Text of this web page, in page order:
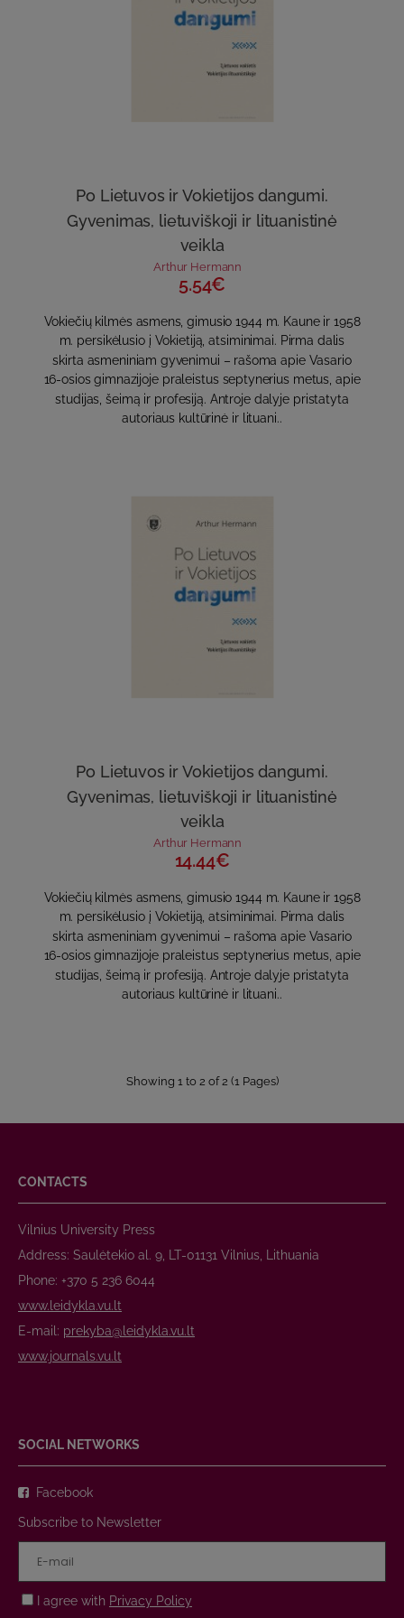
Po Lietuvos ir Vokietijos dangumi.
Gyvenimas, lietuviškoji ir lituanistinė
veikla
Arthur Hermann
5.54€
Vokiečių kilmės asmens, gimusio 1944 m. Kaune ir 1958
m. persikėlusio į Vokietiją, atsiminimai. Pirma dalis
skirta asmeniniam gyvenimui – rašoma apie Vasario
16-osios gimnazijoje praleistus septynerius metus, apie
studijas, šeimą ir profesiją. Antroje dalyje pristatyta
autoriaus kultūrinė ir lituani..
Po Lietuvos ir Vokietijos dangumi.
Gyvenimas, lietuviškoji ir lituanistinė
veikla
Arthur Hermann
14.44€
Vokiečių kilmės asmens, gimusio 1944 m. Kaune ir 1958
m. persikėlusio į Vokietiją, atsiminimai. Pirma dalis
skirta asmeniniam gyvenimui – rašoma apie Vasario
16-osios gimnazijoje praleistus septynerius metus, apie
studijas, šeimą ir profesiją. Antroje dalyje pristatyta
autoriaus kultūrinė ir lituani..
Showing 1 to 2 of 2 (1 Pages)
CONTACTS
Vilnius University Press
Address: Saulėtekio al. 9, LT-01131 Vilnius, Lithuania
Phone: +370 5 236 6044
www.leidykla.vu.lt
E-mail: prekyba@leidykla.vu.lt
www.journals.vu.lt
SOCIAL NETWORKS
Facebook
Subscribe to Newsletter
I agree with Privacy Policy